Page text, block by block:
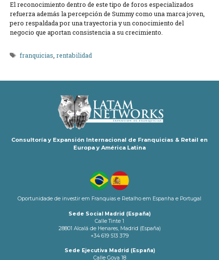
El reconocimiento dentro de este tipo de foros especializados
refuerza además la percepción de Summy como una marca joven,
pero respaldada por una trayectoria y un conocimiento del
negocio que aportan consistencia a su crecimiento.
Etiquetas
franquicias ,rentabilidad
Consultoría y Expansión Internacional de Franquicias & Retail en
Europa y América Latina
Oportunidade de investir em Franquias e Retalho em Espanha e Portugal
Sede Social Madrid (España)
Calle Tinte 1
28801 Alcalá de Henares, Madrid (España)
+34 619 513 379
Sede Ejecutiva Madrid (España)
Calle Goya 18